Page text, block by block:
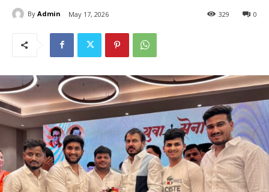
By Admin May 17, 2026 0
329